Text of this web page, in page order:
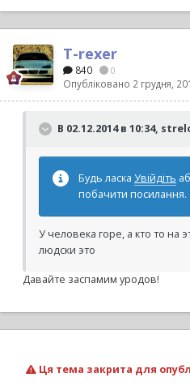
T-rexer
840 0
Опубліковано 2 грудня,
В 02.12.2014 в 10:34,
Будь ласка Увійдіть
побачити посилання.
У человека горе, а кто то на
людски это
Давайте заспамим уродов!
Ця тема закрита для